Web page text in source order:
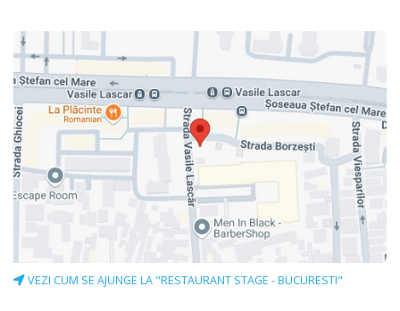
VEZI CUM SE AJUNGE LA "RESTAURANT STAGE - BUCURESTI"